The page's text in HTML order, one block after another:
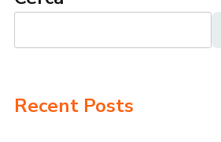
Recent Posts